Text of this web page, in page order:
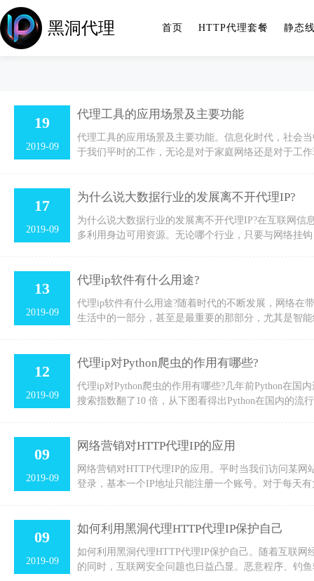
黑洞代理 首页 HTTP代理套餐 静态
19
2019-09
代理工具的应用场景及主要功能
代理工具的应用场景及主要功能。信息化时代，社会
于我们平时的工作，无论是对于家庭网络还是对于工
17
2019-09
为什么说大数据行业的发展离不开代理IP?
为什么说大数据行业的发展离不开代理IP?在互联网
多利用身边可用资源。无论哪个行业，只要与网络挂
13
2019-09
代理ip软件有什么用途?
代理ip软件有什么用途?随着时代的不断发展，网络在
生活中的一部分，甚至是最重要的那部分，尤其是智
12
2019-09
代理ip对Python爬虫的作用有哪些?
代理ip对Python爬虫的作用有哪些?几年前Python在国
搜索指数翻了10 倍，从下图看得出Python在国内的流
09
2019-09
网络营销对HTTP代理IP的应用
网络营销对HTTP代理IP的应用。平时当我们访问某
登录，基本一个IP地址只能注册一个账号。对于每天
09
2019-09
如何利用黑洞代理HTTP代理IP保护自己
如何利用黑洞代理HTTP代理IP保护自己。随着互联
的同时，互联网安全问题也日益凸显。恶意程序、钓